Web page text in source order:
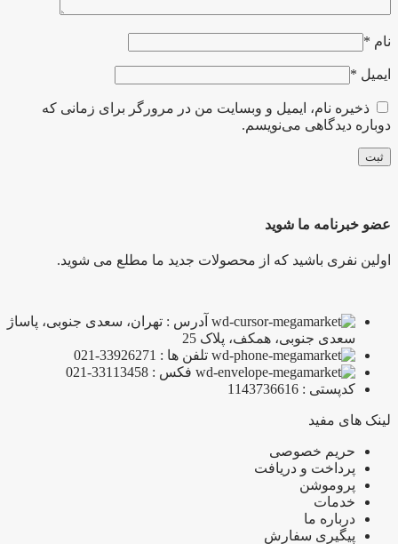
نام *
ایمیل *
ذخیره نام، ایمیل و وبسایت من در مرورگر برای زمانی که
دوباره دیدگاهی می‌نویسم.
عضو خبرنامه ما شوید
اولین نفری باشید که از محصولات جدید ما مطلع می شوید.
آدرس : تهران، سعدی جنوبی، پاساژ
سعدی جنوبی، همکف، پلاک 25
تلفن ها : 33926271-021
فکس : 33113458-021
کدپستی : 1143736616
لینک های مفید
حریم خصوصی
پرداخت و دریافت
پروموشن
خدمات
درباره ما
پیگیری سفارش